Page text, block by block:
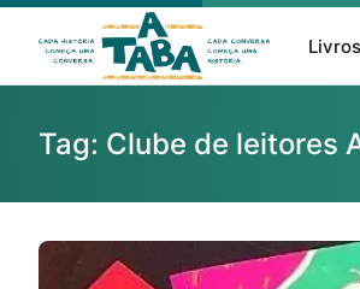
Livros
Resenhas
Tag: Clube de leitores